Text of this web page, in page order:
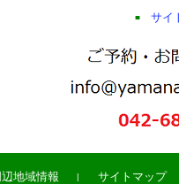
サイ
地域情報 サイトマップ